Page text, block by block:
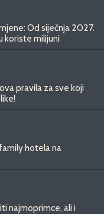
Od siječnja 2027.
koriste milijuni
pravila za sve koji
hotela na
najmoprimce, ali i